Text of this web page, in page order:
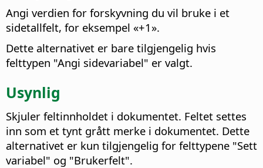
Angi verdien for forskyvning du vil bruke i et
sidetallfelt, for eksempel «+1».
Dette alternativet er bare tilgjengelig hvis
felttypen "Angi sidevariabel" er valgt.
Usynlig
Skjuler feltinnholdet i dokumentet. Feltet settes
inn som et tynt grått merke i dokumentet. Dette
alternativet er kun tilgjengelig for felttypene "Sett
variabel" og "Brukerfelt".